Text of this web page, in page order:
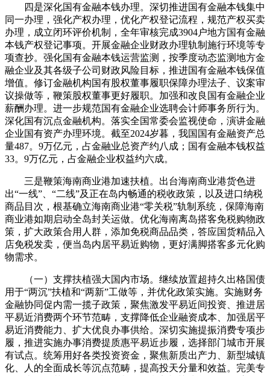
四是深化国有金融本钱办理。深切推进国有金融本钱集中
同一办理，强化产权办理，优化产权登记流程，规范产权买卖
办理，成立闭环评价机制，全年审核完成3904户地方国有金融
本钱产权登记事项。开展金融企业财政办理轨制施行环境等专
项查抄。强化国有金融本钱运营监测，按季度动态监测地方金
融企业及其各级子公司财政风险目标，推进国有金融本钱保值
增值。修订金融机构国有股权董事履职保障办理法子、议案审
议操做等，鞭策股权董事更好履职。加强和改良国有金融企业
薪酬办理。进一步规范国有金融企业选聘会计师事务所行为。
深化国有沉点金融机构。落实全国常委会监视使命，演讲金融
企业国有资产办理环境。截至2024岁暮，我国国有金融资产总
量487。9万亿元，占金融业总资产约八成；国有金融本钱权益
33。9万亿元，占金融企业权益约六成。
三是鞭策海南商业港加速扶植。出台海南商业港货色进
出“一线”、“二线”及正在岛内畅通的税收政策，以及进口纳税
商品目次，根基确立海南商业港“零关税”轨制系统，保障海南
商业港如期启动全岛封关运做。优化海南离岛搭客免税购物政
策，扩大政策合用人群，添加免税商品品类，答应国货精品入
店免税发卖，便当岛内居平易近购物，更好满脚搭客多元化购
物需求。
（一）支撑扶植强大国内市场。继续放置超持久出格国债
用于“两沉”扶植和“两新”工做等，并优化政策实施。实施财务
金融协同促内需一揽子政策，聚焦激发平易近间投资、推进居
平易近消费两个环节范畴，支撑降低企业融资成本、加强居平
易近消费能力、扩大优良办事供给。深切实施提振消费专项步
履，推进实施办事消费提质惠平易近步履，选择部门城市开展
有试点。统筹用好各类投资资金，聚焦新质出产力、新型城镇
化、人的全面成长等沉点范畴，提高投天分量和效益。完美专